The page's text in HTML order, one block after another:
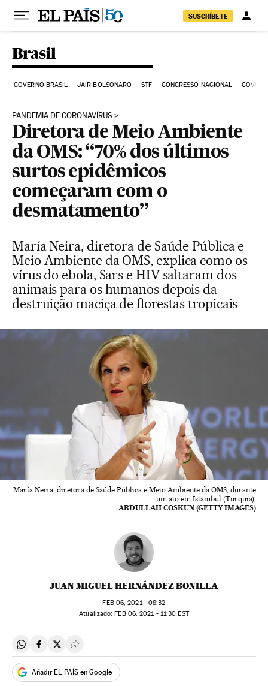
Pular para o conteúdo
SUSCRÍBETE
Brasil
GOVERNO BRASIL JAIR BOLSONARO STF CONGRESSO NACIONAL COVID-
PANDEMIA DE CORONAVÍRUS
Diretora de Meio Ambiente
da OMS: “70% dos últimos
surtos epidêmicos
começaram com o
desmatamento”
María Neira, diretora de Saúde Pública e
Meio Ambiente da OMS, explica como os
vírus do ebola, Sars e HIV saltaram dos
animais para os humanos depois da
destruição maciça de florestas tropicais
María Neira, diretora de Saúde Pública e Meio Ambiente da OMS, durante
um ato em Istambul (Turquia).
ABDULLAH COSKUN (GETTY IMAGES)
JUAN MIGUEL HERNÁNDEZ BONILLA
FEB06, 2021 - 08:32
atualizado: FEB06, 2021 - 11:30 EST
Compartir en Whatsapp
Compartir en Facebook
Compartir en Twitter
Desplegar Redes Sociales
Añadir EL PAÍS en Google